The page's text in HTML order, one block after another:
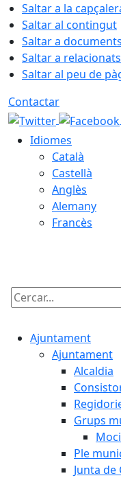
Saltar a la
Saltar al contingut
Saltar a documents
Saltar a relacionats
Saltar al peu de
Contactar
Idiomes
Català
Castellà
Anglès
Alemany
Francès
Cercar:
Ajuntament
Ajuntament
Alcaldia
Grups
Ple
Junta de